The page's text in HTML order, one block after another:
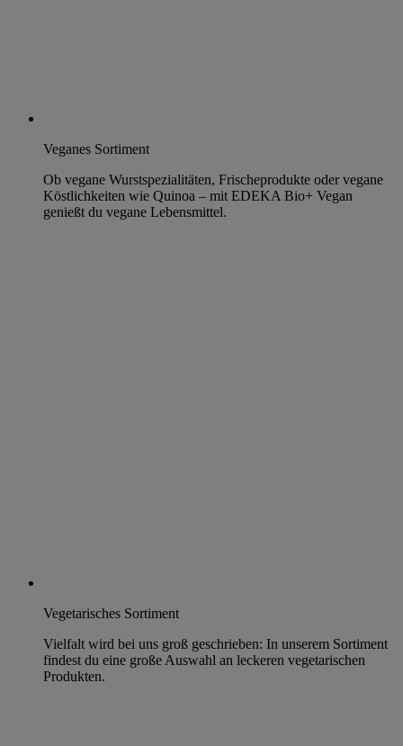
Veganes Sortiment
Ob vegane Wurstspezialitäten, Frischeprodukte oder vegane
Köstlichkeiten wie Quinoa – mit EDEKA Bio+ Vegan
genießt du vegane Lebensmittel.
Vegetarisches Sortiment
Vielfalt wird bei uns groß geschrieben: In unserem Sortiment
findest du eine große Auswahl an leckeren vegetarischen
Produkten.